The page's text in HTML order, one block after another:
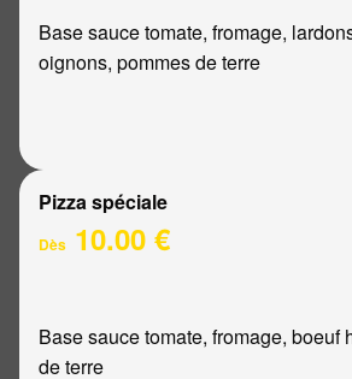
Base sauce tomate, fromage,
oignons, pommes de terre
Pizza spéciale
Dès 10.00 €
Base sauce tomate, fromage, boeuf
de terre